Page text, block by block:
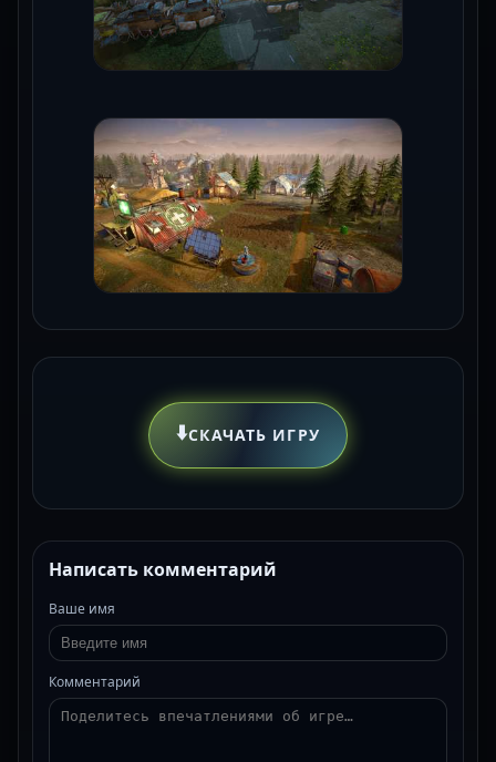
⬇️СКАЧАТЬ ИГРУ
Написать комментарий
Ваше имя
Комментарий